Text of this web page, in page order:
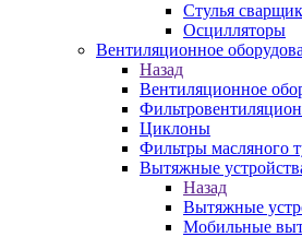
Стулья
Осцилляторы
Вентиляционное
Назад
Вентиляционное
Циклоны
Фильтры масляного
Вытяжные
Назад
Вытяжные
Мобильные